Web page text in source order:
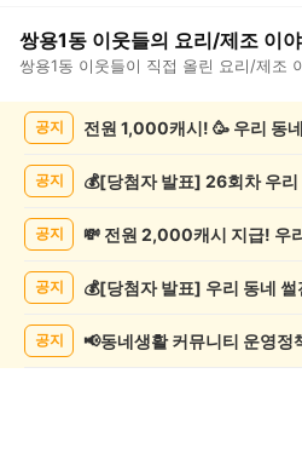
쌍용1동 이웃들의 요리/제조 이
쌍용1동 이웃들이 직접 올린 요리/제조
리/
목
공지 전원 1,000캐시! 🥳 우리 동
공지
공지
공지
공지 📢동네생활 커뮤니티 운영